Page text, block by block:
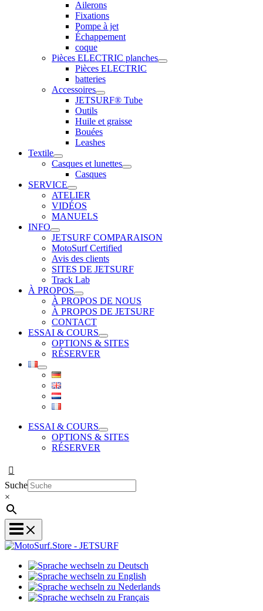
Ailerons
Fixations
Pompe à jet
Échappement
coque
Pièces ELECTRIC planches
Pièces ELECTRIC
batteries
Accessoires
JETSURF® Tube
Outils
Huile et graisse
Bouées
Leashes
Textile
Casques et lunettes
Casques
SERVICE
ATELIER
VIDÉOS
MANUELS
INFO
JETSURF COMPARAISON
MotoSurf Certified
Avis des clients
SITES DE JETSURF
Track Lab
À PROPOS
À PROPOS DE NOUS
À PROPOS DE JETSURF
CONTACT
ESSAI & COURS
OPTIONS & SITES
RÉSERVER
ESSAI & COURS
OPTIONS & SITES
RÉSERVER
Suche
×
zu
Deutsch
wechseln
zu
Sprache
Sprache